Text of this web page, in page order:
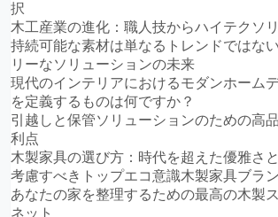
択
木工産業の進化：職人技からハイテクソ
持続可能な素材は単なるトレンドではな
リーなソリューションの未来
現代のインテリアにおけるモダンホーム
を定義するものは何ですか？
引越しと保管ソリューションのための高
利点
木製家具の選び方：時代を超えた優雅さ
考慮すべきトップエコ意識木製家具ブラ
あなたの家を整理するための最高の木製
ネット